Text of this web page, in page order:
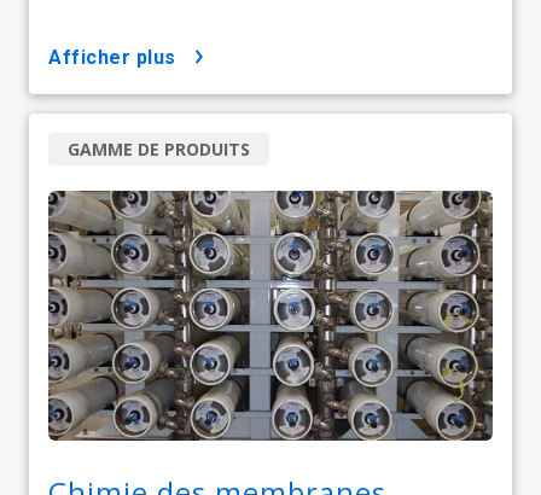
afficher plus
GAMME DE PRODUITS